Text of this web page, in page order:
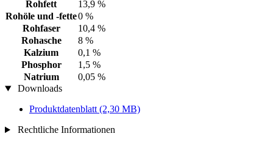
Rohfett
13,9 %
Rohöle und -fette0 %
Rohfaser
10,4 %
Rohasche
8 %
Kalzium
0,1 %
Phosphor
1,5 %
Natrium
0,05 %
Downloads
Produktdatenblatt (2,30 MB)
Rechtliche Informationen